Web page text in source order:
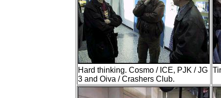
Hard thinking. Cosmo / ICE, PJK / JG
3 and Oiva / Crashers Club.